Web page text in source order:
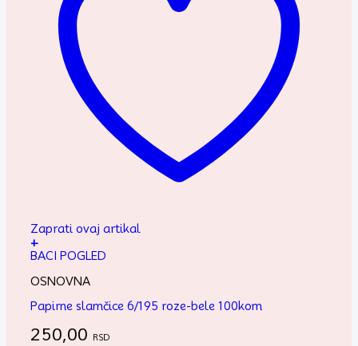
Zaprati ovaj artikal
+
BACI POGLED
OSNOVNA
Papirne slamčice 6/195 roze-bele 100kom
250,00 RSD